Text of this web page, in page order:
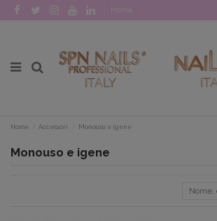
Home
Home Accessori Monouso e igene
Monouso e igene
Nome,